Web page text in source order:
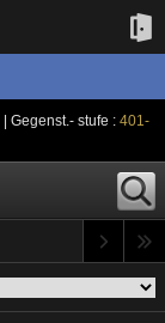
| Gegenst.- stufe : 401-